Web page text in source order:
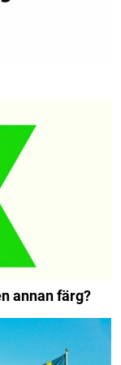
annan färg?